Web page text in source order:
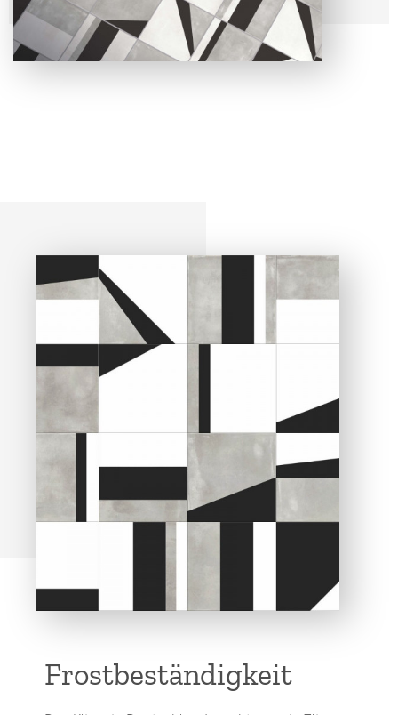
Frostbeständigkeit